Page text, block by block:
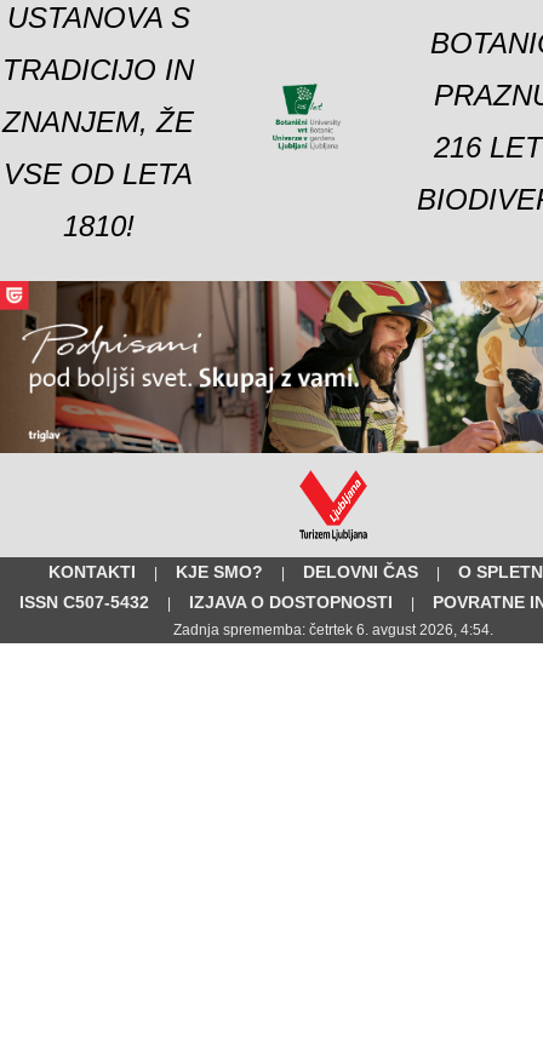
USTANOVA S
TRADICIJO IN
ZNANJEM, ŽE
VSE OD LETA
1810!
216
KONTAKTI | KJE SMO? | DELOVNI ČAS |
O
ISSN C507-5432
| IZJAVA O DOSTOPNOSTI | POVRATNE
Zadnja sprememba: četrtek 6. avgust 2026, 4:54.